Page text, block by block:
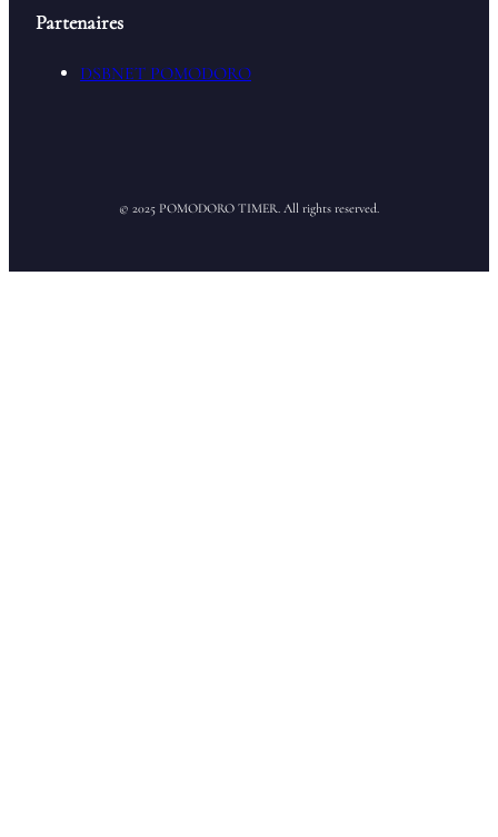
Partenaires
DSBNET POMODORO
© 2025 POMODORO TIMER. All rights reserved.